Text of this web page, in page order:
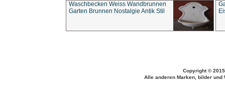
Waschbecken Weiss Wandbrunnen
Garten Brunnen Nostalgie Antik Stil
Copyright ©
Alle anderen Marken, bilder und